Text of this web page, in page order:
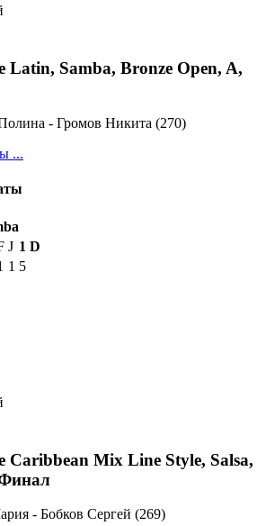
Latin, Samba, Bronze Open, A,
- Громов Никита (270)
...
J 1 D
1 5
Caribbean Mix Line Style, Salsa,
- Бобков Сергей (269)